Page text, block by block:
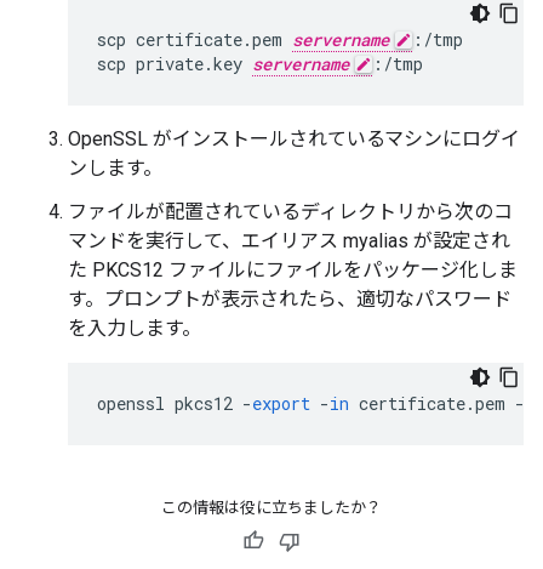
scp certificate.pem servername
:/tmp
scp private.key servername :/tmp
OpenSSL がインストールされているマシンにログイ
ンします。
ファイルが配置されているディレクトリから次のコ
マンドを実行して、エイリアス myalias が設定され
た PKCS12 ファイルにファイルをパッケージ化しま
す。プロンプトが表示されたら、適切なパスワード
を入力します。
openssl pkcs12 -export -in certificate.pem -
この情報は役に立ちましたか？